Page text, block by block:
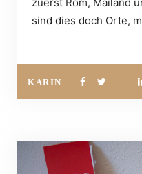
zuerst Rom, Mailand
sind dies doch Orte,
KARIN